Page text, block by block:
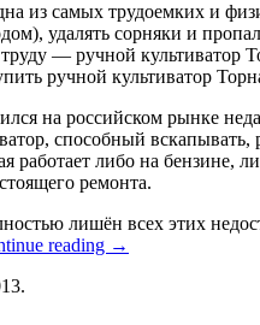
из самых трудоемких и
удалять сорняки и
— ручной культиватор
ручной культиватор
на российском рынке
способный
работает либо на бензине,
ремонта.
лишён всех этих
reading →